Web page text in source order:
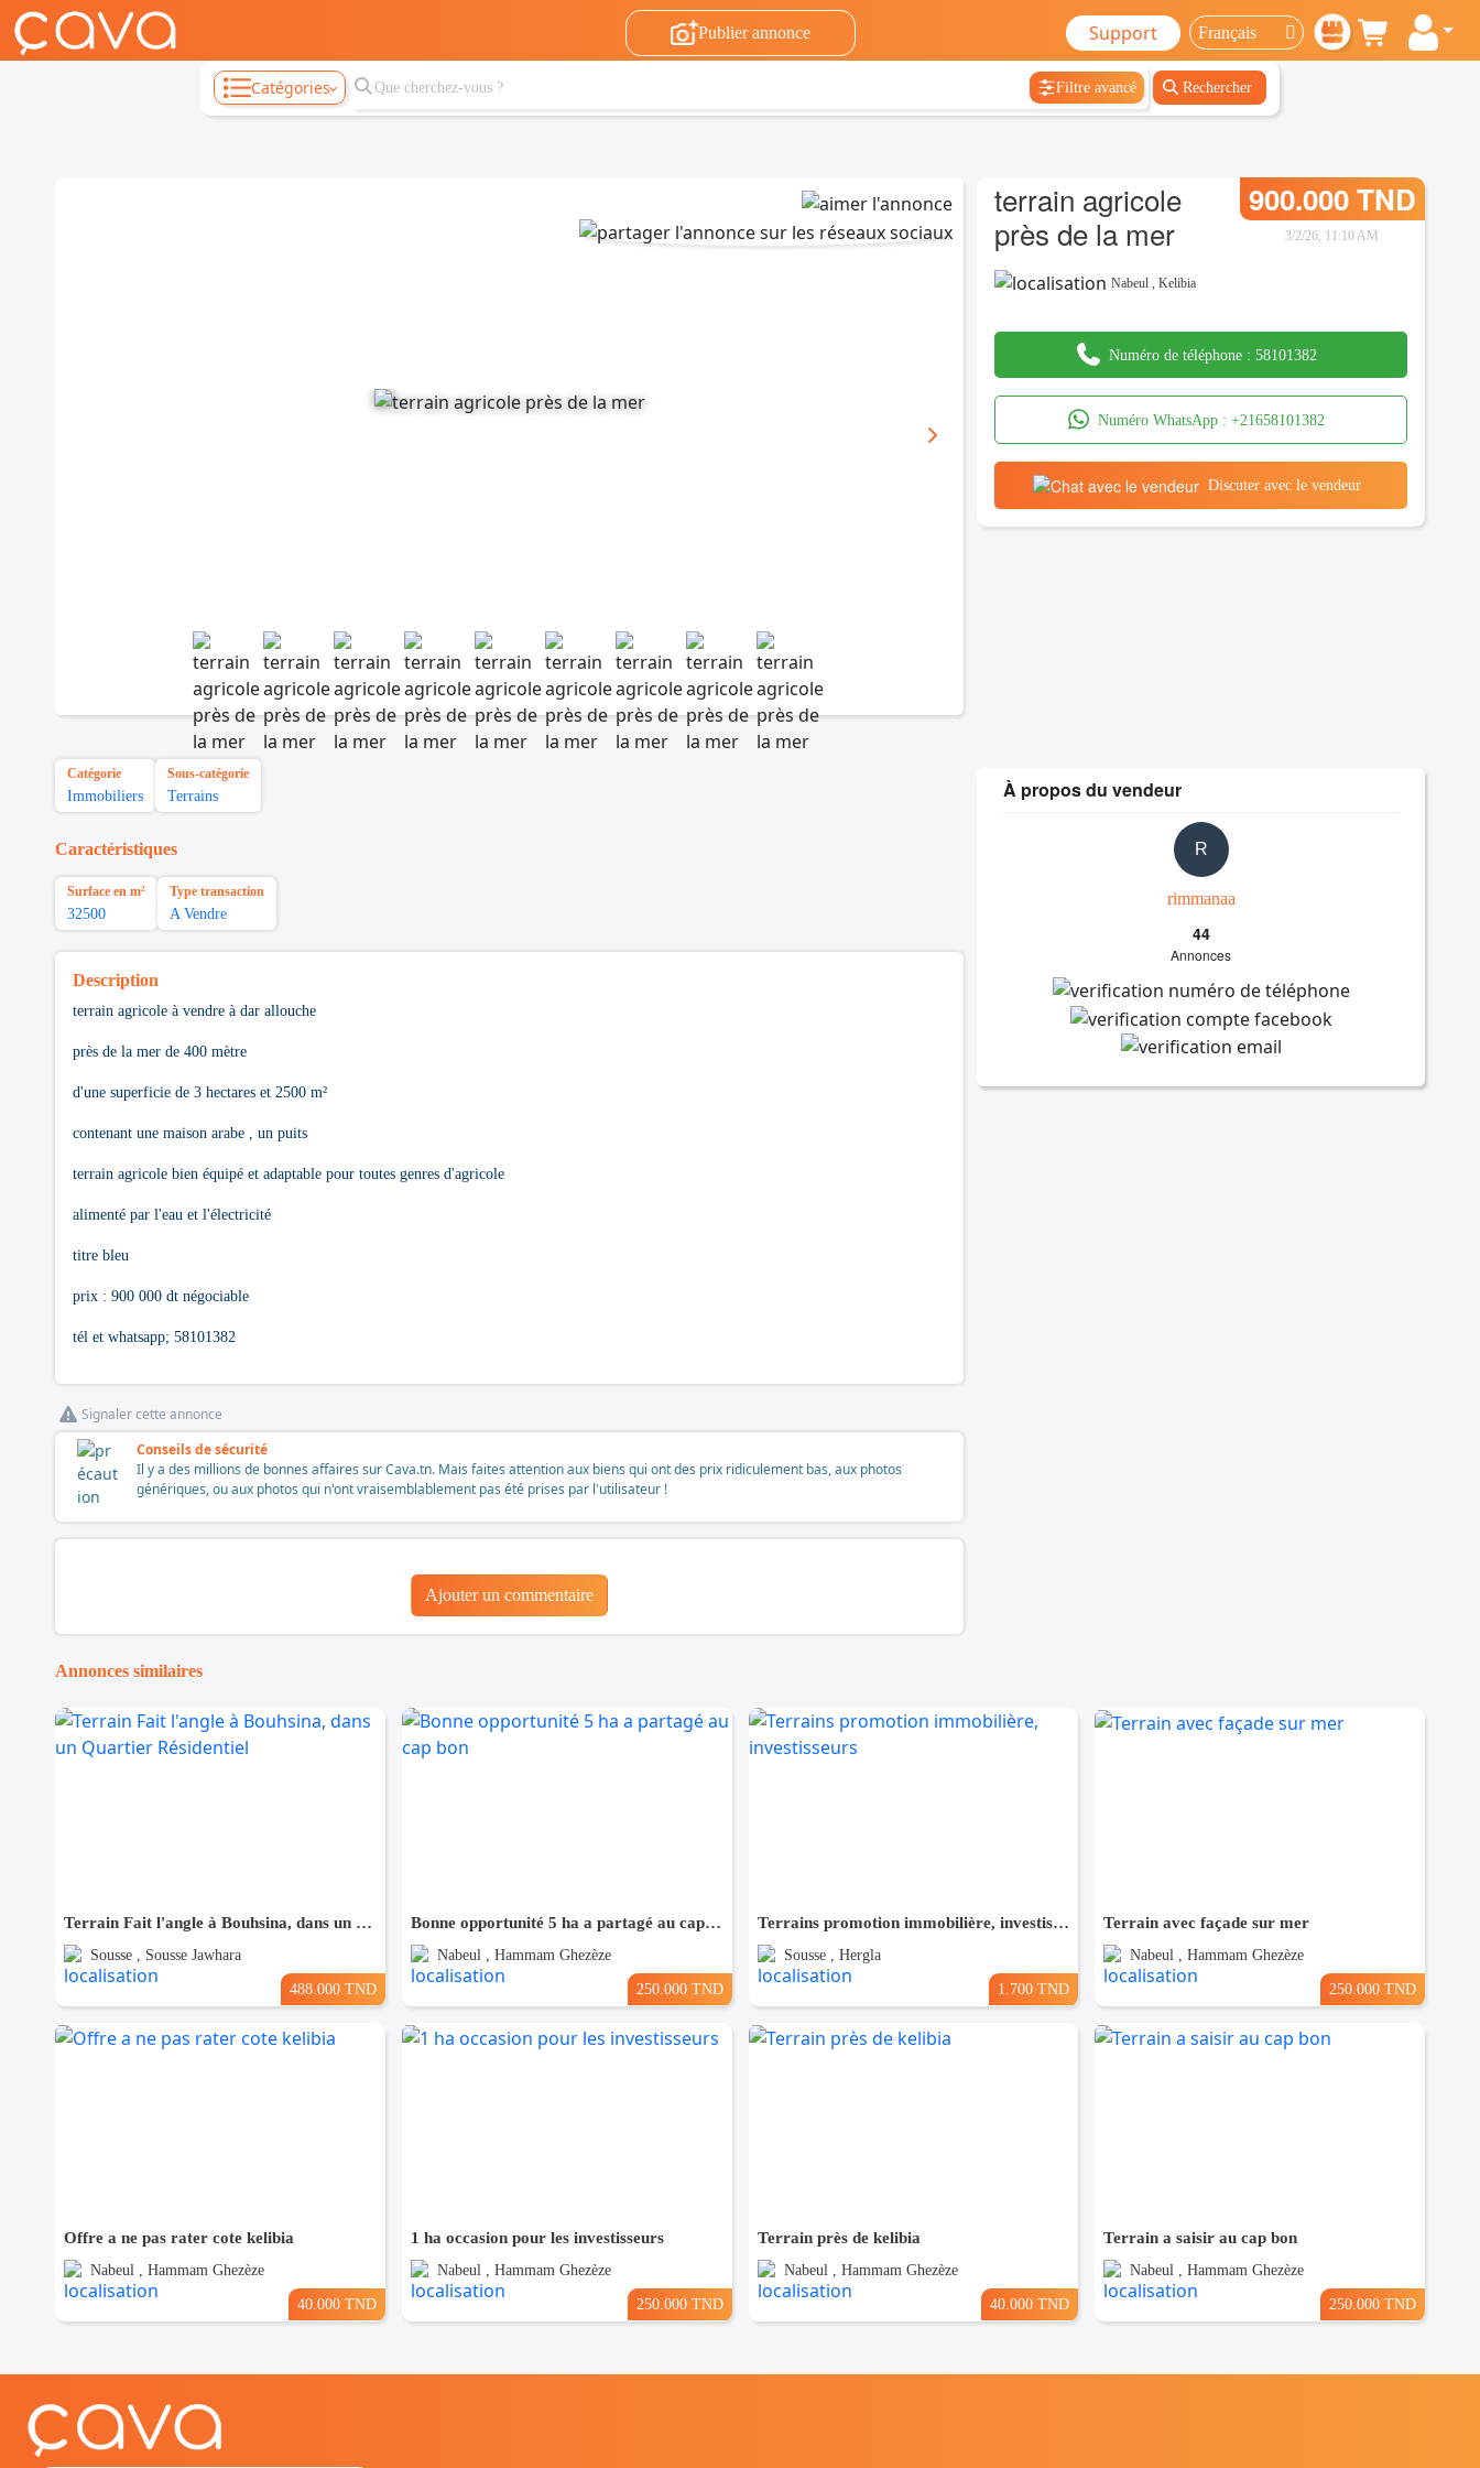
Publier annonce Support
Catégories Filtre avancé Rechercher
terrain agricole
près de la mer
900.000 TND
3/2/26, 11:10 AM
Nabeul ,Kelibia
Numéro de téléphone : 58101382
Numéro WhatsApp : +21658101382
Discuter avec le vendeur
Catégorie
Immobiliers
Sous-catégorie
Terrains
Caractéristiques
Surface en m²
32500
Type transaction
A Vendre
Description
terrain agricole à vendre à dar allouche
près de la mer de 400 mètre
d'une superficie de 3 hectares et 2500 m²
contenant une maison arabe , un puits
terrain agricole bien équipé et adaptable pour toutes genres d'agricole
alimenté par l'eau et l'électricité
titre bleu
prix : 900 000 dt négociable
tél et whatsapp; 58101382
Signaler cette annonce
Conseils de sécurité
Il y a des millions de bonnes affaires sur Cava.tn. Mais faites attention aux biens qui ont des prix ridiculement bas, aux photos
génériques, ou aux photos qui n'ont vraisemblablement pas été prises par l'utilisateur !
Ajouter un commentaire
À propos du vendeur
R
rimmanaa
44
Annonces
Annonces similaires
Terrain Fait l'angle à Bouhsina, dans un Quartier Résidentiel
Sousse , Sousse Jawhara
488.000 TND
Bonne opportunité 5 ha a partagé au cap bon
Nabeul , Hammam Ghezèze
250.000 TND
Terrains promotion immobilière, investisseurs
Sousse , Hergla
1.700 TND
Terrain avec façade sur mer
Nabeul , Hammam Ghezèze
250.000 TND
Offre a ne pas rater cote kelibia
Nabeul , Hammam Ghezèze
40.000 TND
1 ha occasion pour les investisseurs
Nabeul , Hammam Ghezèze
250.000 TND
Terrain près de kelibia
Nabeul , Hammam Ghezèze
40.000 TND
Terrain a saisir au cap bon
Nabeul , Hammam Ghezèze
250.000 TND